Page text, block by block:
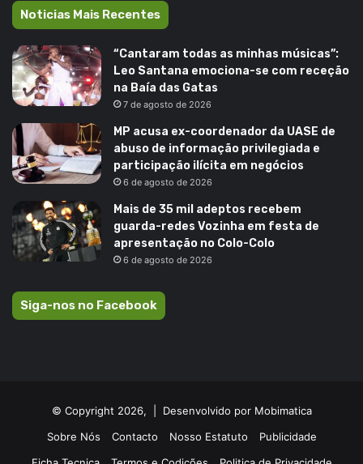
Noticias Mais Recentes
“Cantaram todas as minhas músicas”:
Leo Santana emociona-se com receção
na Baía das Gatas
7 de agosto de 2026
MP acusa ex-coordenador da UASE de
abuso de informação privilegiada e
participação ilícita em negócios
6 de agosto de 2026
Mais de 35 mil adeptos recebem
guarda-redes Vozinha em festa de
apresentação no Colo-Colo
6 de agosto de 2026
Siga-nos no Facebook
© Copyright 2026, | Desenvolvido por Mobimatica
Sobre Nós
Contacto Nosso Estatuto
Publicidade